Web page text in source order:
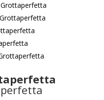
Grottaperfetta
Grottaperfetta